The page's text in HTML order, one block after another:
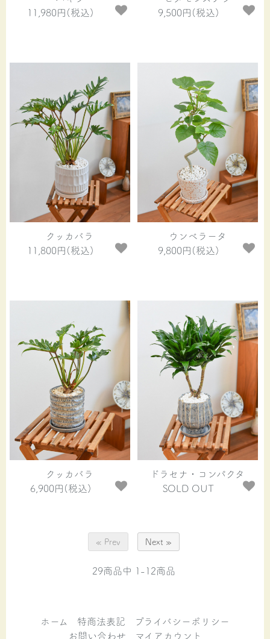
11,980円(税込)
9,500円(税込)
クッカバラ
11,800円(税込)
ウンベラータ
9,800円(税込)
クッカバラ
6,900円(税込)
ドラセナ・コンパクタ
SOLD OUT
« Prev Next »
29商品中 1-12商品
ホーム 特商法表記
プライバシーポリシー
お問い合わせ
マイアカウント